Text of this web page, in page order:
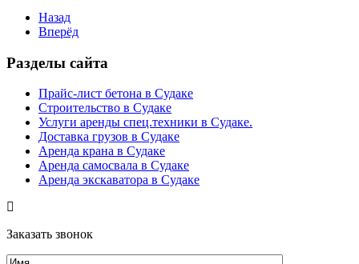
Назад
Вперёд
Разделы сайта
Прайс-лист бетона в Судаке
Строительство в Судаке
Услуги аренды спец.техники в Судаке.
Доставка грузов в Судаке
Аренда крана в Судаке
Аренда самосвала в Судаке
Аренда экскаватора в Судаке
Заказать звонок